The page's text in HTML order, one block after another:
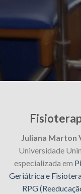
Juliana Marton
Universidade
especializada em
Geriátrica e
RPG